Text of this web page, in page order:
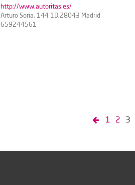
http://www.autoritas.es/
Arturo Soria, 144 1D,28043 Madrid
659244561
1 2 3